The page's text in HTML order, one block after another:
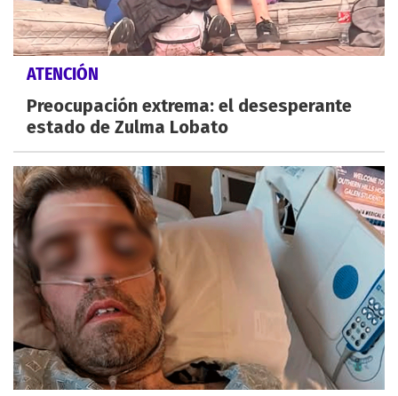
ATENCIÓN
Preocupación extrema: el desesperante
estado de Zulma Lobato